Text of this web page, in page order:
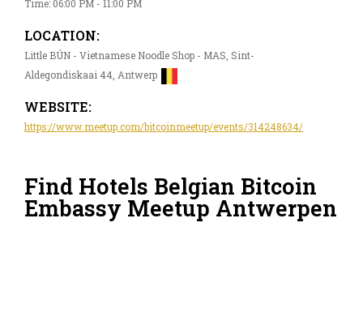
Time: 06:00 PM - 11:00 PM
LOCATION:
Little BÚN - Vietnamese Noodle Shop - MAS, Sint-
Aldegondiskaai 44, Antwerp
WEBSITE:
https://www.meetup.com/bitcoinmeetup/events/314248634/
Find Hotels Belgian Bitcoin
Embassy Meetup Antwerpen